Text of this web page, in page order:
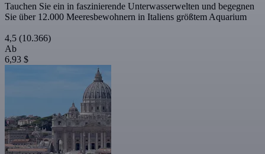
Tauchen Sie ein in faszinierende Unterwasserwelten und begegnen
Sie über 12.000 Meeresbewohnern in Italiens größtem Aquarium
4,5 (10.366)
Ab
6,93 $